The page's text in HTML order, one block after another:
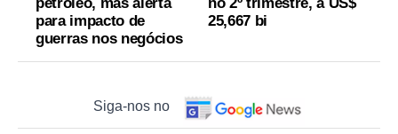
para impacto de
guerras nos negócios
25,667 bi
Siga-nos no